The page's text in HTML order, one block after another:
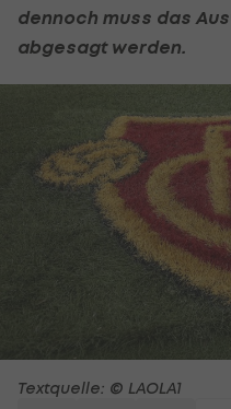
dennoch muss das
abgesagt werden.
Textquelle: © LAOLA1